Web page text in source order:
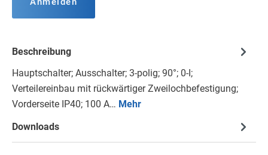
Beschreibung
Hauptschalter; Ausschalter; 3-polig; 90°; 0-I;
Verteilereinbau mit rückwärtiger Zweilochbefestigung;
Vorderseite IP40; 100 A… Mehr
Downloads